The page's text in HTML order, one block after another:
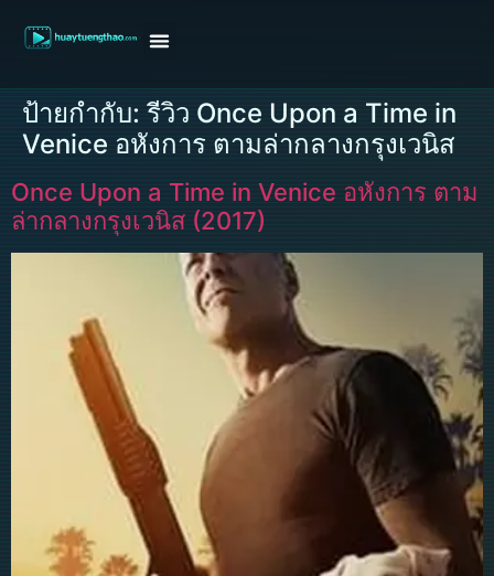
ป้ายกำกับ: รีวิว Once Upon a Time in
Venice อหังการ ตามล่ากลางกรุงเวนิส
Once Upon a Time in Venice อหังการ ตาม
ล่ากลางกรุงเวนิส (2017)